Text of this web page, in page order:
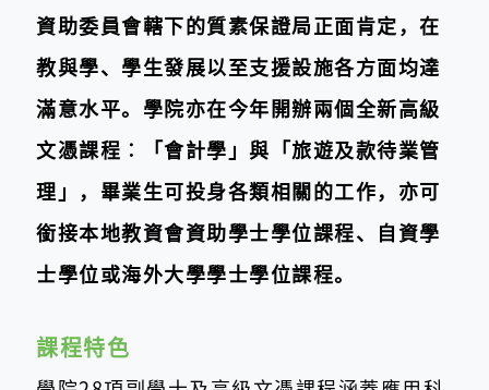
資助委員會轄下的質素保證局正面肯定，在
教與學、學生發展以至支援設施各方面均達
滿意水平。學院亦在今年開辦兩個全新高級
文憑課程︰「會計學」與「旅遊及款待業管
理」，畢業生可投身各類相關的工作，亦可
銜接本地教資會資助學士學位課程、自資學
士學位或海外大學學士學位課程。
課程特色